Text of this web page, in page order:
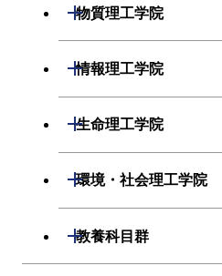
物質
人間医
物質理工学院
開閉
材料系
開閉
エネル
応用化
専門科目
情報理工学院
開閉
数理・計算科学
開閉
知能情
情報工
専門科目
生命理工学院
開閉
生命理工学系
開閉
ライフ
環境・社会理工学院
開閉
建築学系
開閉
教養科目群
開閉